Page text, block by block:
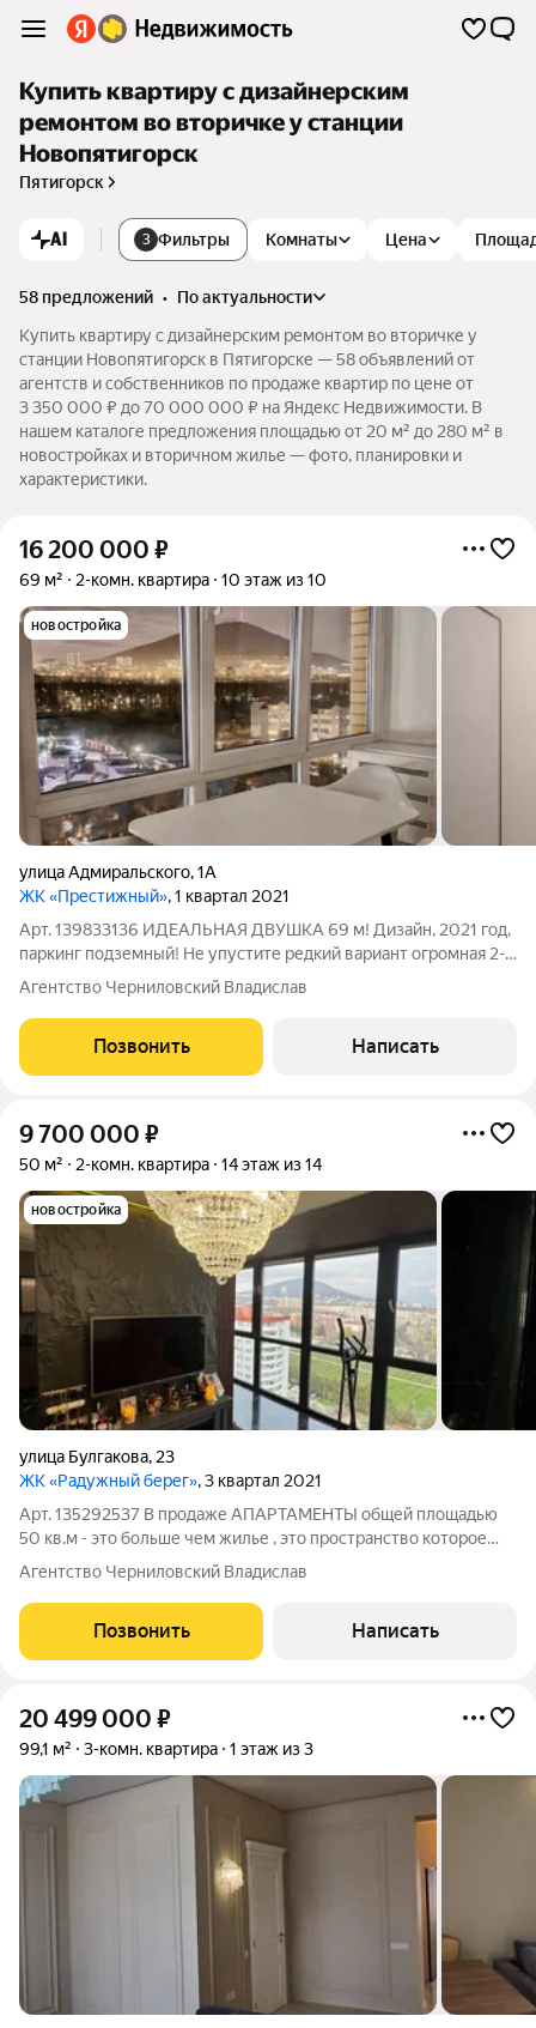
Купить квартиру с дизайнерским
ремонтом во вторичке у станции
Новопятигорск
Пятигорск
AI 3 Фильтры Комнаты Цена
58 предложений •
по актуальности
Купить квартиру с дизайнерским ремонтом во вторичке у
станции Новопятигорск в Пятигорске — 58 объявлений от
агентств и собственников по продаже квартир по цене от
3 350 000 ₽ до 70 000 000 ₽ на Яндекс Недвижимости. В
нашем каталоге предложения площадью от 20 м² до 280 м² в
новостройках и вторичном жилье — фото, планировки и
характеристики.
16 200 000 ₽
69 м² 2-комн. квартира 10 этаж из 10
новостройка
улица Адмиральского,1А
ЖК «Престижный», 1 квартал 2021
Арт. 139833136 ИДЕАЛЬНАЯ ДВУШКА 69 м! Дизайн, 2021 год,
паркинг подземный! Не упустите редкий вариант огромная 2-
комнатная квартира в новом кирпичном доме! Что получаете:
69 м общей площади + кухня 12 м (огромная гостиная-
столовая). Высота потолков
Агентство Черниловский Владислав
Позвонить Написать
9 700 000 ₽
50 м² 2-комн. квартира 14 этаж из 14
новостройка
улица Булгакова, 23
ЖК «Радужный берег», 3 квартал 2021
Арт. 135292537 В продаже АПАРТАМЕНТЫ общей площадью
50 кв.м - это больше чем жилье , это пространство которое
передает ощущение жизни , стиля и уюта . Глубокий черный
мрамор , архитектурные линии, теплая подсветка и уютный
камин создают атмосферу
Агентство Черниловский Владислав
Позвонить Написать
20 499 000 ₽
99,1 м² 3-комн. квартира 1 этаж из 3